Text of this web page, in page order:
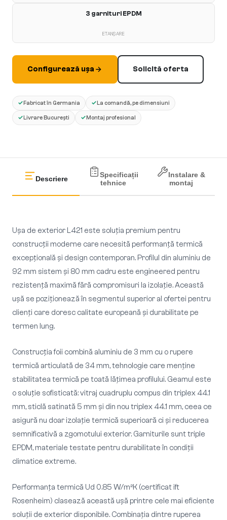
3 garnituri EPDM
ETANȘARE
Configurează ușa Solicită oferta
✓ Fabricat în Germania ✓ La comandă, pe dimensiuni
✓ Livrare București ✓ Montaj profesional
Descriere
Specificații
tehnice
Instalare &
montaj
Ușa de exterior L421 este soluția premium pentru
construcții moderne care necesită performanță termică
excepțională și design contemporan. Profilul din aluminiu de
92 mm sistem și 80 mm cadru este engineered pentru
rezistență maximă fără compromisuri la izolație. Această
ușă se poziționează în segmentul superior al ofertei pentru
clienți care doresc calitate europeană și durabilitate pe
termen lung.
Construcția foii combină aluminiu de 3 mm cu o rupere
termică articulată de 34 mm, tehnologie care menține
stabilitatea termică pe toată lățimea profilului. Geamul este
o soluție sofisticată: vitraj cuadruplu compus din triplex 44.1
mm, sticlă satinată 5 mm și din nou triplex 44.1 mm, ceea ce
asigură nu doar izolație termică superioară ci și reducerea
semnificativă a zgomotului exterior. Garniturile sunt triple
EPDM, materiale testate pentru durabilitate în condiții
climatice extreme.
Performanța termică Ud 0.85 W/m²K (certificat ift
Rosenheim) clasează această ușă printre cele mai eficiente
soluții de exterior disponibile. Combinația dintre ruperea